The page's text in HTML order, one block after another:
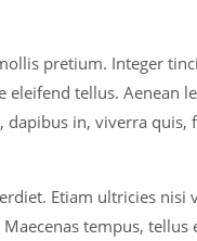
pretium. Integer
eleifend tellus. Aenean
in, viverra quis,
Etiam ultricies
tempus,